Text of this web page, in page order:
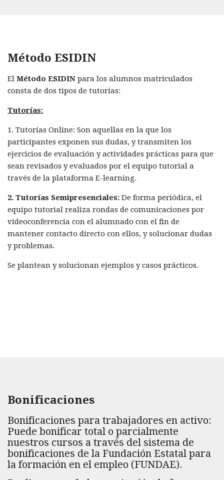
Método ESIDIN
El Método ESIDIN para los alumnos matriculados
consta de dos tipos de tutorías:
Tutorías:
1. Tutorías Online: Son aquellas en la que los
participantes exponen sus dudas, y transmiten los
ejercicios de evaluación y actividades prácticas para que
sean revisados y evaluados por el equipo tutorial a
través de la plataforma E-learning.
2. Tutorías Semipresenciales: De forma periódica, el
equipo tutorial realiza rondas de comunicaciones por
videoconferencia con el alumnado con el fin de
mantener contacto directo con ellos, y solucionar dudas
y problemas.
Se plantean y solucionan ejemplos y casos prácticos.
Bonificaciones
Bonificaciones para trabajadores en activo:
Puede bonificar total o parcialmente
nuestros cursos a través del sistema de
bonificaciones de la Fundación Estatal para
la formación en el empleo (FUNDAE).